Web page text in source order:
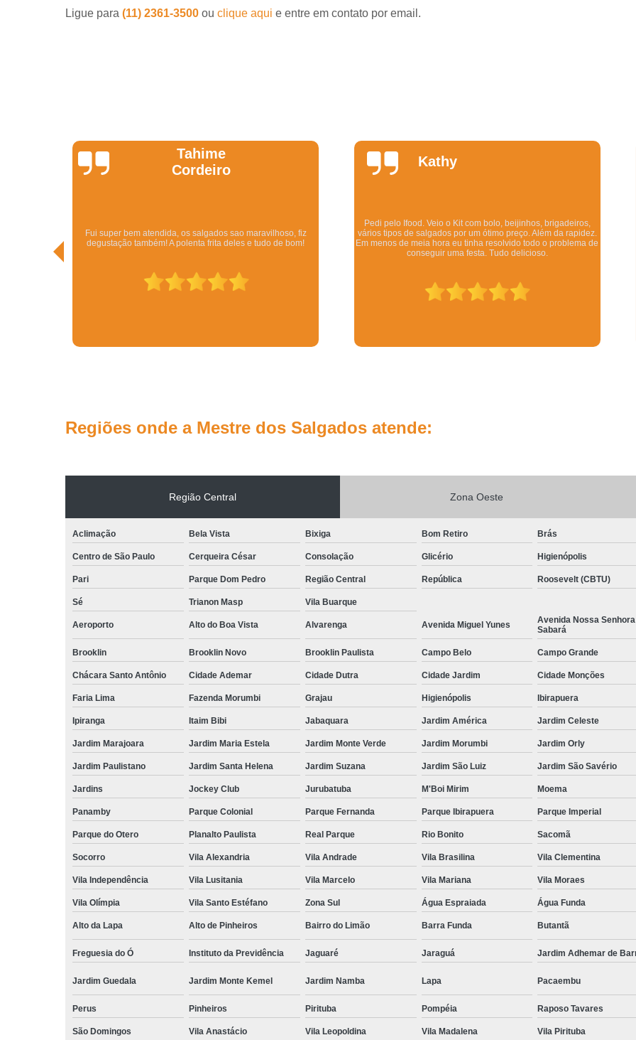
Salgados Assados para Festa Infantil
Salgados Finos para Festa Infantil
Salgados para Festa de Aniversário Infantil
Revenda de Salgados para
Ligue para (11) 2361-3500 ou clique aqui e entre em contato por email.
Kathy
vários tipos de salgados por um ótimo preço. Além da rapidez.
Em menos de meia hora eu tinha resolvido todo o problema de
Quintela
Os salgadinhos são maravilhosos. Dizem pra esquentar no
forno mas eu esquento no microondas pra ser rápido e mesmo
assim ficam deliciosos. Todo mundo q comeu gostou.
Regiões onde a Mestre dos Salgados atende:
Região Central Zona Oeste
Aclimação Bela Vista Bixiga Bom Retiro Brás
Centro de São Paulo Cerqueira César Consolação Glicério Higienópolis
Pari Parque Dom Pedro Região Central República Roosevelt (CBTU)
Sé Trianon Masp Vila Buarque
Aeroporto Alto do Boa Vista Alvarenga Avenida Miguel Yunes
Avenida Nossa
Sabará
Brooklin Brooklin Novo Brooklin Paulista Campo Belo Campo Grande
Chácara Santo Antônio Cidade Ademar Cidade Dutra Cidade Jardim Cidade Monções
Faria Lima Fazenda Morumbi Grajau Higienópolis Ibirapuera
Ipiranga Itaim Bibi Jabaquara Jardim América Jardim Celeste
Jardim Marajoara Jardim Maria Estela Jardim Monte Verde Jardim Morumbi Jardim Orly
Jardim Paulistano Jardim Santa Helena Jardim Suzana Jardim São Luiz Jardim São Savério
Jardins Jockey Club Jurubatuba M'Boi Mirim Moema
Panamby Parque Colonial Parque Fernanda Parque Ibirapuera Parque Imperial
Parque do Otero Planalto Paulista Real Parque Rio Bonito Sacomã
Socorro Vila Alexandria Vila Andrade Vila Brasilina Vila Clementina
Vila Independência Vila Lusitania Vila Marcelo Vila Mariana Vila Moraes
Vila Olímpia Vila Santo Estéfano Zona Sul Água Espraiada Água Funda
Alto da Lapa Alto de Pinheiros Bairro do Limão Barra Funda Butantã
Freguesia do Ó Instituto da Previdência Jaguaré Jaraguá Jardim Adhemar de
Jardim Guedala Jardim Monte Kemel Jardim Namba Lapa Pacaembu
Perus Pinheiros Pirituba Pompéia Raposo Tavares
São Domingos Vila Anastácio Vila Leopoldina Vila Madalena Vila Pirituba